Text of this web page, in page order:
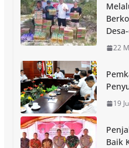
22
19
Baik